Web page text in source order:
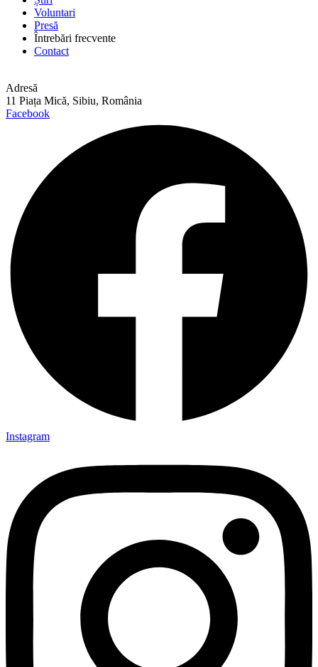
Voluntari
Presă
Întrebări frecvente
Contact
Adresă
11 Piața Mică, Sibiu, România
Facebook
Instagram